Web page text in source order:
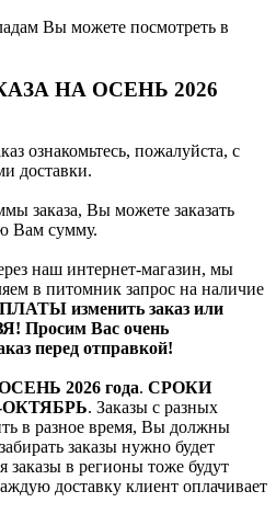
Вы можете посмотреть в
НА ОСЕНЬ 2026
ознакомьтесь, пожалуйста, с
доставки.
заказа, Вы можете заказать
Вам сумму.
наш интернет-магазин, мы
в питомник запрос на наличие
изменить заказ или
Просим Вас очень
перед отправкой!
2026 года. СРОКИ
. Заказы с разных
в разное время, Вы должны
заказы нужно будет
заказы в регионы тоже будут
доставку клиент оплачивает